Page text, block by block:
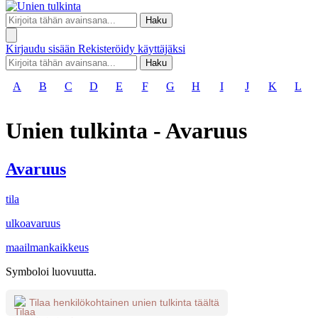
Haku
Kirjaudu sisään Rekisteröidy käyttäjäksi
Haku
A B C D E F G H I J K L
Unien tulkinta - Avaruus
Avaruus
tila
ulkoavaruus
maailmankaikkeus
Symboloi luovuutta.
Tilaa henkilökohtainen unien tulkinta täältä